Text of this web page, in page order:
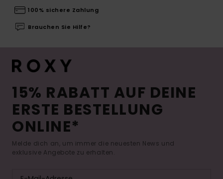
100% sichere Zahlung
Brauchen Sie Hilfe?
15% RABATT AUF DEINE
ERSTE BESTELLUNG
ONLINE*
Melde dich an, um immer die neuesten News und
exklusive Angebote zu erhalten.